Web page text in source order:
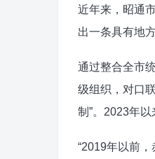
近年来，昭通
出一条具有地
通过整合全市
级组织，对口
制”。2023年
“2019年以前